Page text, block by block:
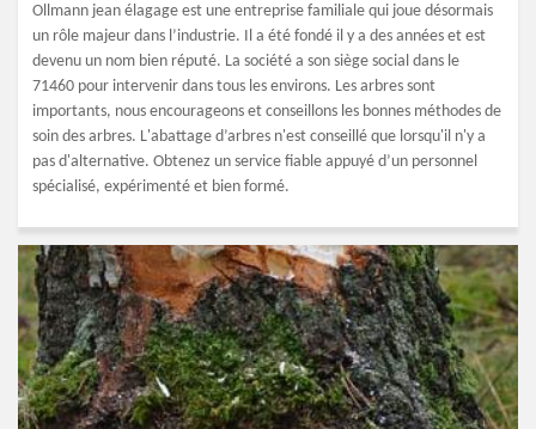
Ollmann jean élagage est une entreprise familiale qui joue désormais
un rôle majeur dans l’industrie. Il a été fondé il y a des années et est
devenu un nom bien réputé. La société a son siège social dans le
71460 pour intervenir dans tous les environs. Les arbres sont
importants, nous encourageons et conseillons les bonnes méthodes de
soin des arbres. L'abattage d’arbres n'est conseillé que lorsqu'il n'y a
pas d'alternative. Obtenez un service fiable appuyé d’un personnel
spécialisé, expérimenté et bien formé.